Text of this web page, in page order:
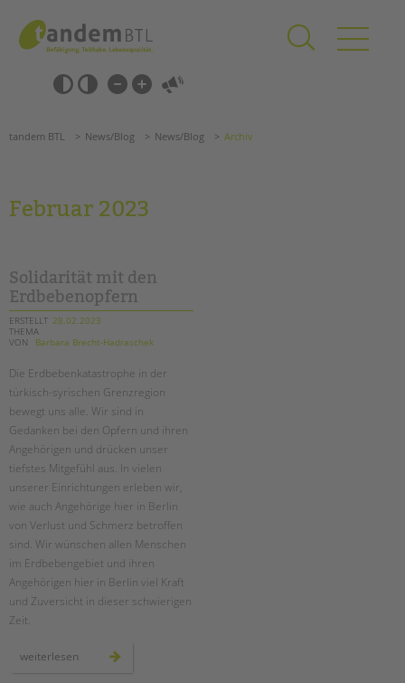
springen
Barrierefrei-
Einstellungen
überspringen
überspringen
Förderzentren
Kollegs
EFöB
Schulbezogene Sozialarbeit
HILFEN ZUR ERZIEHUNG
EINGLIEDERUNGSHILFE
BETREUTES WOHNEN
TANDEM BTL AKADEMIE
Zertfikatskurse
Seminarkalender
Seminarräume
Suchen
tandem BTL News/Blog News/Blog Archiv
Februar 2023
Solidarität mit den
Erdbebenopfern
ERSTELLT 28.02.2023
THEMA
VON
Barbara Brecht-Hadraschek
Die Erdbebenkatastrophe in der
türkisch-syrischen Grenzregion
bewegt uns alle. Wir sind in
Gedanken bei den Opfern und ihren
Angehörigen und drücken unser
tiefstes Mitgefühl aus. In vielen
unserer Einrichtungen erleben wir,
wie auch Angehörige hier in Berlin
von Verlust und Schmerz betroffen
sind. Wir wünschen allen Menschen
im Erdbebengebiet und ihren
Angehörigen hier in Berlin viel Kraft
und Zuversicht in dieser schwierigen
Zeit.
weiterlesen solidarität